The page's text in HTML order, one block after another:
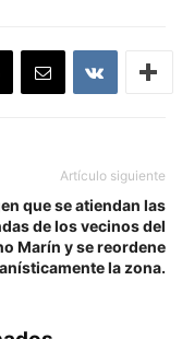
Artículo siguiente
que se atiendan las
de los vecinos del
Marín y se reordene
la zona.